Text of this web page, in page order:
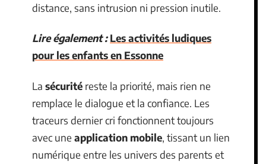
distance, sans intrusion ni pression inutile.
Lire également : Les activités ludiques
pour les enfants en Essonne
La sécurité reste la priorité, mais rien ne
remplace le dialogue et la confiance. Les
traceurs dernier cri fonctionnent toujours
avec une application mobile, tissant un lien
numérique entre les univers des parents et